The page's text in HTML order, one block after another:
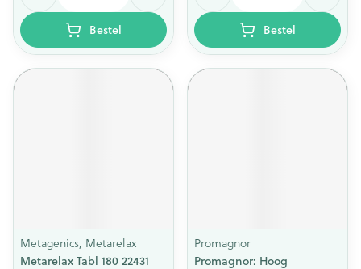
Bestel Bestel
Metagenics, Metarelax
Metarelax Tabl 180 22431
Promagnor
Promagnor: Hoog